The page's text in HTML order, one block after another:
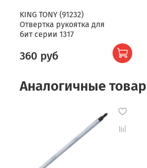
KING TONY (91232)
Отвертка рукоятка для
бит серии 1317
360 руб
Аналогичные